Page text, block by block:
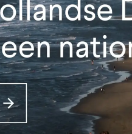
X Facebook